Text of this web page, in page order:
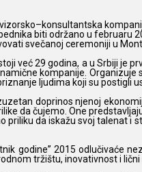
biti održano u februaru
svečanoj ceremoniji u
već 29 godina, a u Srbiji je
kompanije.
ljudima koji su postigli
doprinos njenoj
da čujemo. One
priliku da iskažu svoj talenat i
godine” 2015 odlučivaće
tržištu, inovativnost i lični